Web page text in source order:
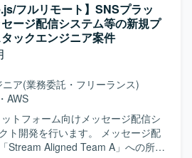
フルリモート】SNSプラッ
ージ配信システム等の新規プ
ックエンジニア案件
ア(業務委託・フリーランス)
・ AWS
ト開発を行います。 メッセージ配
Stream Aligned Team A」への所属